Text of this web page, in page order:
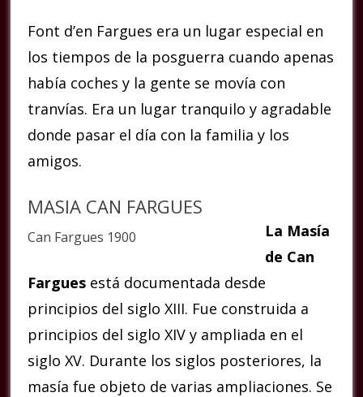
Font d’en Fargues era un lugar especial en
los tiempos de la posguerra cuando apenas
había coches y la gente se movía con
tranvías. Era un lugar tranquilo y agradable
donde pasar el día con la familia y los
amigos.
MASIA CAN FARGUES
Can Fargues 1900
La Masía
de Can
Fargues está documentada desde
principios del siglo XIII. Fue construida a
principios del siglo XIV y ampliada en el
siglo XV. Durante los siglos posteriores, la
masía fue objeto de varias ampliaciones. Se